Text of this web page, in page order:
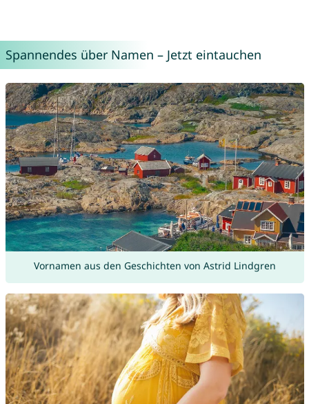
Spannendes über Namen – Jetzt eintauchen
Vornamen aus den Geschichten von Astrid Lindgren